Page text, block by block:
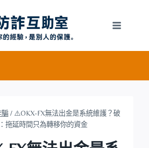
騙 / ⚠️OKX-FX無法出金是系統維護？破
拖延時間只為轉移你的資金